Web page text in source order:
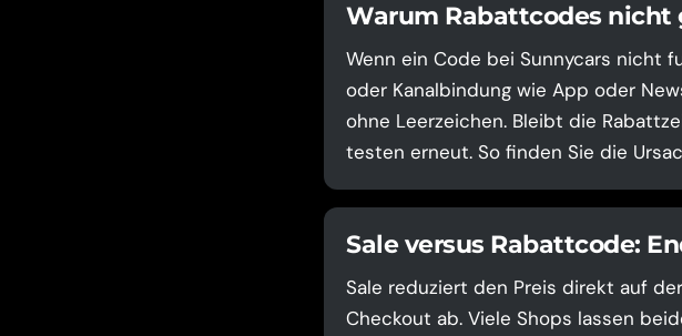
Warum Rabattcodes nicht
Wenn ein Code bei Sunnycars nicht
oder Kanalbindung wie App oder
ohne Leerzeichen. Bleibt die
testen erneut. So finden Sie die
Sale versus Rabattcode:
Sale reduziert den Preis direkt auf
Checkout ab. Viele Shops lassen